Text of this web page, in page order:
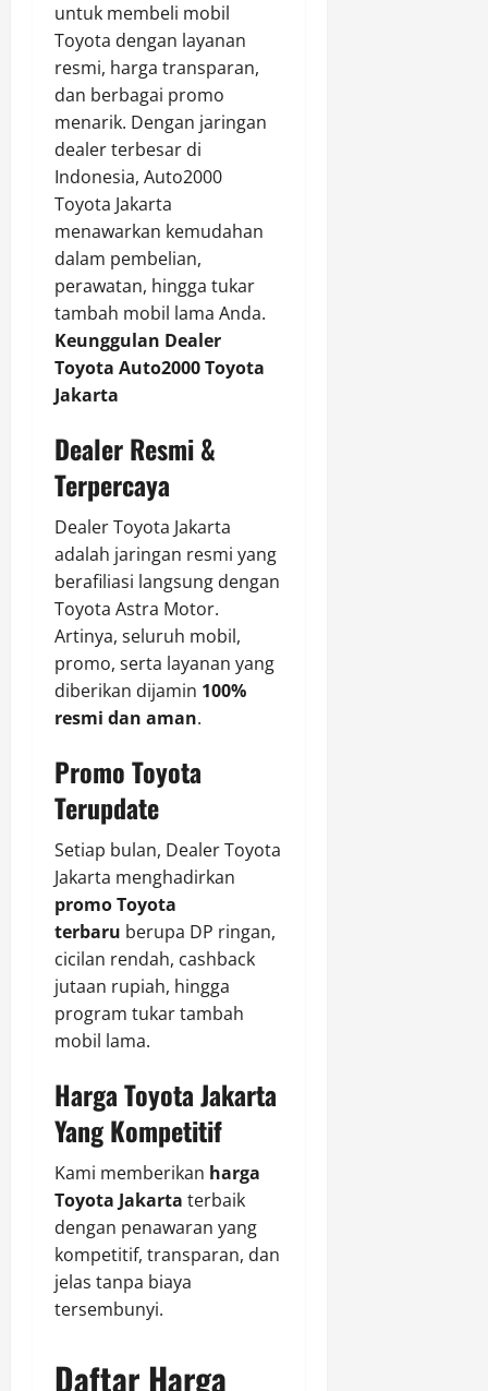
untuk membeli mobil
Toyota dengan layanan
resmi, harga transparan,
dan berbagai promo
menarik. Dengan jaringan
dealer terbesar di
Indonesia, Auto2000
Toyota Jakarta
menawarkan kemudahan
dalam pembelian,
perawatan, hingga tukar
tambah mobil lama Anda.
Keunggulan Dealer
Toyota Auto2000 Toyota
Jakarta
Dealer Resmi &
Terpercaya
Dealer Toyota Jakarta
adalah jaringan resmi yang
berafiliasi langsung dengan
Toyota Astra Motor.
Artinya, seluruh mobil,
promo, serta layanan yang
diberikan dijamin 100%
resmi dan aman.
Promo Toyota
Terupdate
Setiap bulan, Dealer Toyota
Jakarta menghadirkan
promo Toyota
terbaru berupa DP ringan,
cicilan rendah, cashback
jutaan rupiah, hingga
program tukar tambah
mobil lama.
Harga Toyota Jakarta
Yang Kompetitif
Kami memberikan harga
Toyota Jakarta terbaik
dengan penawaran yang
kompetitif, transparan, dan
jelas tanpa biaya
tersembunyi.
Daftar Harga